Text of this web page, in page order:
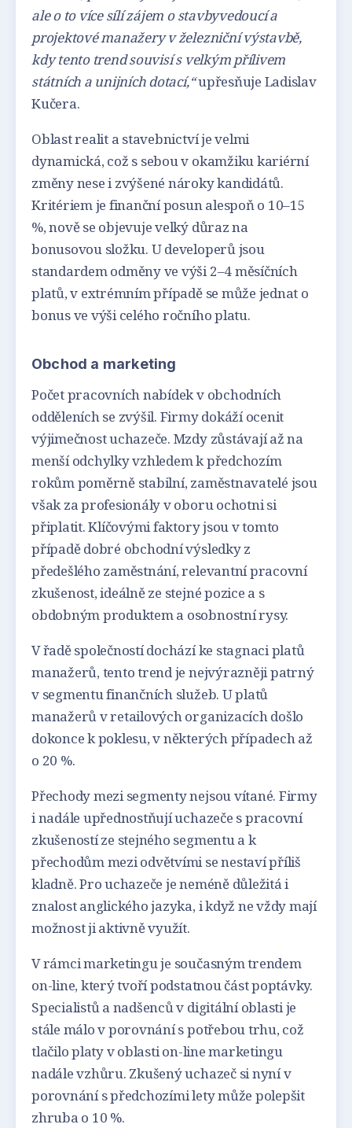
ale o to více sílí zájem o stavbyvedoucí a
projektové manažery v železniční výstavbě,
kdy tento trend souvisí s velkým přílivem
státních a unijních dotací,“upřesňuje Ladislav
Kučera.
Oblast realit a stavebnictví je velmi
dynamická, což s sebou v okamžiku kariérní
změny nese i zvýšené nároky kandidátů.
Kritériem je finanční posun alespoň o 10–15
%, nově se objevuje velký důraz na
bonusovou složku. U developerů jsou
standardem odměny ve výši 2–4 měsíčních
platů, v extrémním případě se může jednat o
bonus ve výši celého ročního platu.
Obchod a marketing
Počet pracovních nabídek v obchodních
odděleních se zvýšil. Firmy dokáží ocenit
výjimečnost uchazeče. Mzdy zůstávají až na
menší odchylky vzhledem k předchozím
rokům poměrně stabilní, zaměstnavatelé jsou
však za profesionály v oboru ochotni si
připlatit. Klíčovými faktory jsou v tomto
případě dobré obchodní výsledky z
předešlého zaměstnání, relevantní pracovní
zkušenost, ideálně ze stejné pozice a s
obdobným produktem a osobnostní rysy.
V řadě společností dochází ke stagnaci platů
manažerů, tento trend je nejvýrazněji patrný
v segmentu finančních služeb. U platů
manažerů v retailových organizacích došlo
dokonce k poklesu, v některých případech až
o 20 %.
Přechody mezi segmenty nejsou vítané. Firmy
i nadále upřednostňují uchazeče s pracovní
zkušeností ze stejného segmentu a k
přechodům mezi odvětvími se nestaví příliš
kladně. Pro uchazeče je neméně důležitá i
znalost anglického jazyka, i když ne vždy mají
možnost ji aktivně využít.
V rámci marketingu je současným trendem
on-line, který tvoří podstatnou část poptávky.
Specialistů a nadšenců v digitální oblasti je
stále málo v porovnání s potřebou trhu, což
tlačilo platy v oblasti on-line marketingu
nadále vzhůru. Zkušený uchazeč si nyní v
porovnání s předchozími lety může polepšit
zhruba o 10 %.